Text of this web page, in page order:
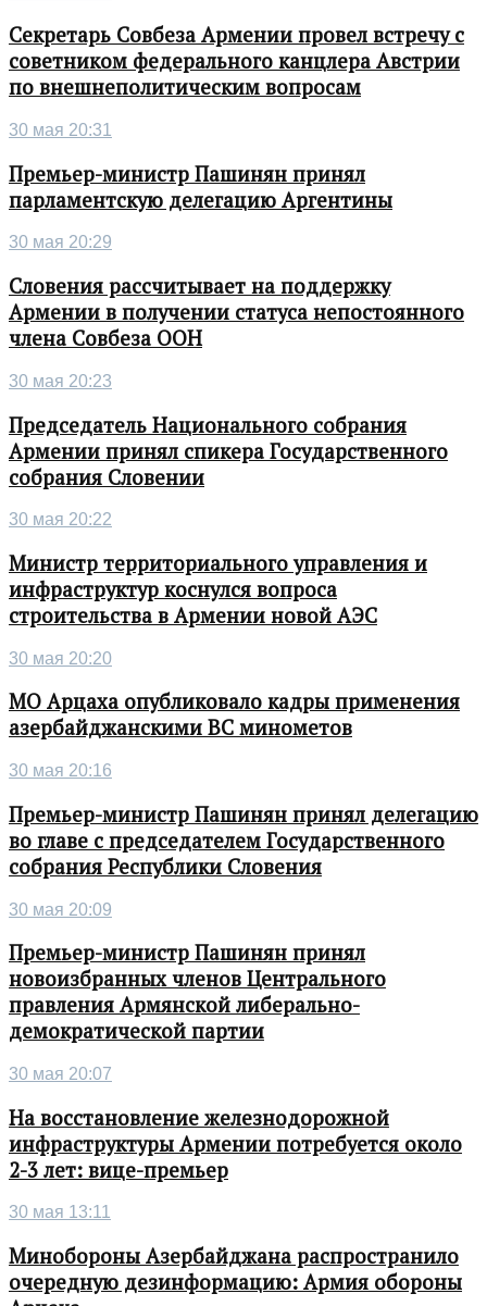
Секретарь Совбеза Армении провел встречу с
советником федерального канцлера Австрии
по внешнеполитическим вопросам
30 мая 20:31
Премьер-министр Пашинян принял
парламентскую делегацию Аргентины
30 мая 20:29
Словения рассчитывает на поддержку
Армении в получении статуса непостоянного
члена Совбеза ООН
30 мая 20:23
Председатель Национального собрания
Армении принял спикера Государственного
собрания Словении
30 мая 20:22
Министр территориального управления и
инфраструктур коснулся вопроса
строительства в Армении новой АЭС
30 мая 20:20
МО Арцаха опубликовало кадры применения
азербайджанскими ВС минометов
30 мая 20:16
Премьер-министр Пашинян принял делегацию
во главе с председателем Государственного
собрания Республики Словения
30 мая 20:09
Премьер-министр Пашинян принял
новоизбранных членов Центрального
правления Армянской либерально-
демократической партии
30 мая 20:07
На восстановление железнодорожной
инфраструктуры Армении потребуется около
2-3 лет: вице-премьер
30 мая 13:11
Минобороны Азербайджана распространило
очередную дезинформацию: Армия обороны